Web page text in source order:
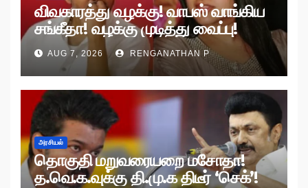
விவகாரத்து வழக்கு! வாபஸ் வாங்கிய
சங்கீதா! வழக்கு முடித்து வைப்பு!
AUG 7, 2026 RENGANATHAN P
அரசியல்
தொகுதி மறுவரையறை மசோதா!
த.வெ.க.வுக்கு தி.மு.க திடீர் ‘செக்’!